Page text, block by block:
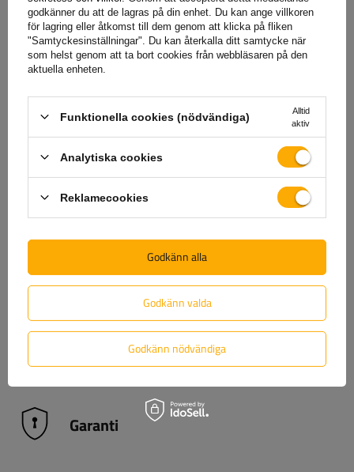
stötar, damm och vattensäkerställer tillförlitlighet, vilket
gör den till ett utmärkt val för lastbilar, släpvagnar och
specialfordon.
Baklyktor är en nyckelkomponenti utrustningen för
jordbruksmaskiner, entreprenadmaskiner, släpvagnar och
semitrailers, eftersom de har en signalfunktion och
säkerställer fordonets synlighet på vägen och på
arbetsplatsen. Tack vare rätt utvalda baklyktor kan
säkerheten för både förare och andra trafikanter ökas
avsevärt. Dessa lamporär särskilt viktiga under
förhållanden med begränsad sikt, som natt, dimmaeller
svåra väderförhållanden. När det gäller maskiner som
arbetar på byggarbetsplatser eller i fält informerar baklyktor
andra operatörer om fordonets position, vilket minimerar
risken för kollision. Att använda högkvalitativa bakljus
uppfyller inte bara lagkrav, utan förbättrar också
utrustningens hållbarhet och tillförlitlighet under krävande
driftsförhållanden.
Garanti
godkänner du att de lagras på din enhet. Du kan ange villkoren
för lagring eller åtkomst till dem genom att klicka på fliken
"Samtyckesinställningar". Du kan återkalla ditt samtycke när
som helst genom att ta bort cookies från webbläsaren på den
aktuella enheten.
Funktionella cookies (nödvändiga)
Alltid
aktiv
Analytiska cookies
Reklamecookies
Godkänn valda
Godkänn nödvändiga
Godkänn alla